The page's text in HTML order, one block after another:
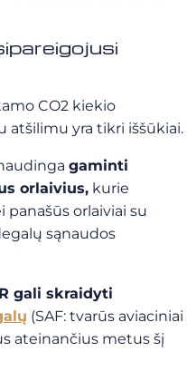
CO2 kiekio
atšilimu yra tikri iššūkiai.
gaminti
orlaivius, kurie
panašūs orlaiviai su
sąnaudos
gali skraidyti
(SAF: tvarūs aviaciniai
ateinančius metus šį